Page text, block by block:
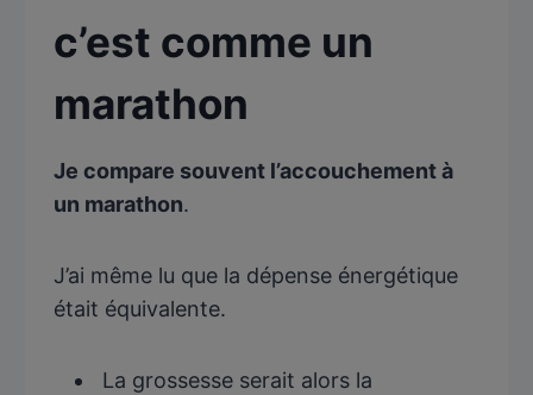
c’est comme un
marathon
Je compare souvent l’accouchement à
un marathon.
J’ai même lu que la dépense énergétique
était équivalente.
La grossesse serait alors la